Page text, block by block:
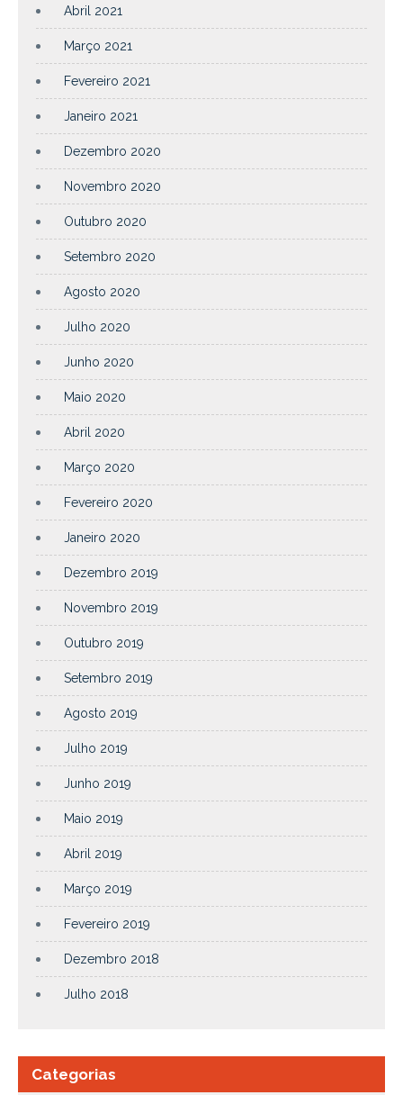
Abril 2021
Março 2021
Fevereiro 2021
Janeiro 2021
Dezembro 2020
Novembro 2020
Outubro 2020
Setembro 2020
Agosto 2020
Julho 2020
Junho 2020
Maio 2020
Abril 2020
Março 2020
Fevereiro 2020
Janeiro 2020
Dezembro 2019
Novembro 2019
Outubro 2019
Setembro 2019
Agosto 2019
Julho 2019
Junho 2019
Maio 2019
Abril 2019
Março 2019
Fevereiro 2019
Dezembro 2018
Julho 2018
Categorias